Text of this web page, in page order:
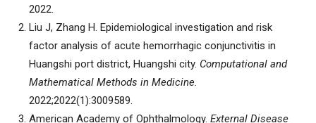
2022.
Liu J, Zhang H. Epidemiological investigation and risk
factor analysis of acute hemorrhagic conjunctivitis in
Huangshi port district, Huangshi city. Computational and
Mathematical Methods in Medicine.
2022;2022(1):3009589.
American Academy of Ophthalmology. External Disease